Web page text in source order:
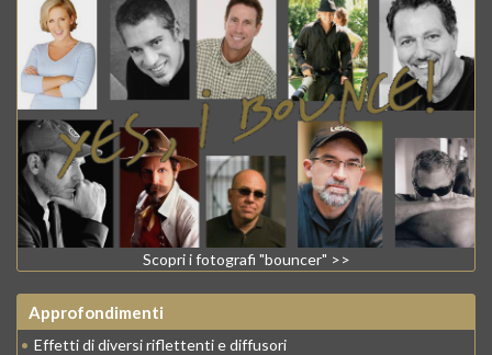
Scopri i fotografi "bouncer" >>
Approfondimenti
• Effetti di diversi riflettenti e diffusori